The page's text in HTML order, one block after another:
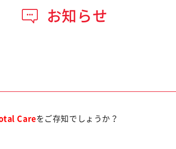
お知らせ
Careをご存知でしょうか？